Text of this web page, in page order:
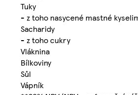
Tuky
- z toho nasycené mastné
Sacharidy
- z toho cukry
Vláknina
Bílkoviny
Sůl
Vápník